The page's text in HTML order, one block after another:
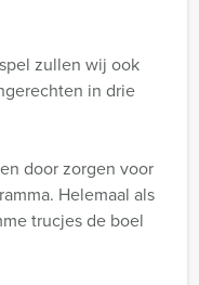
zullen wij ook
in drie
door zorgen voor
Helemaal als
trucjes de boel